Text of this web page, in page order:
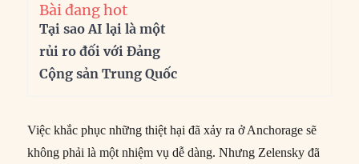
Bài đang hot
Tại sao AI lại là một
rủi ro đối với Đảng
Cộng sản Trung Quốc
Việc khắc phục những thiệt hại đã xảy ra ở Anchorage sẽ
không phải là một nhiệm vụ dễ dàng. Nhưng Zelensky đã